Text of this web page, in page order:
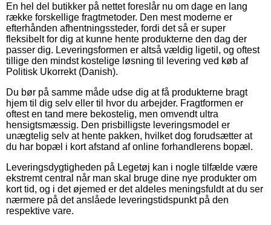
En hel del butikker på nettet foreslår nu om dage en lang
række forskellige fragtmetoder. Den mest moderne er
efterhånden afhentningssteder, fordi det så er super
fleksibelt for dig at kunne hente produkterne den dag der
passer dig. Leveringsformen er altså vældig ligetil, og oftest
tillige den mindst kostelige løsning til levering ved køb af
Politisk Ukorrekt (Danish).
Du bør på samme måde udse dig at få produkterne bragt
hjem til dig selv eller til hvor du arbejder. Fragtformen er
oftest en tand mere bekostelig, men omvendt ultra
hensigtsmæssig. Den prisbilligste leveringsmodel er
unægtelig selv at hente pakken, hvilket dog forudsætter at
du har bopæl i kort afstand af online forhandlerens bopæl.
Leveringsdygtigheden på Legetøj kan i nogle tilfælde være
ekstremt central når man skal bruge dine nye produkter om
kort tid, og i det øjemed er det aldeles meningsfuldt at du ser
nærmere på det anslåede leveringstidspunkt på den
respektive vare.